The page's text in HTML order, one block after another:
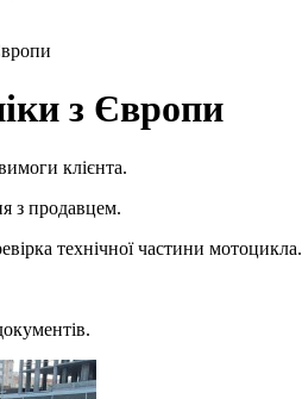
з Європи
клієнта.
з продавцем.
технічної частини мотоцикла.